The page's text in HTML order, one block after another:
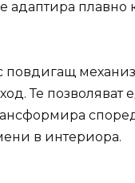
адаптира
повдигащ
Те позволяват
в интериора.